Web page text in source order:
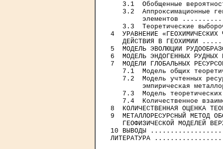
3.1  Обобщенные
3.2  Аппроксимационные
элементов
3.3  Теоретические
4  УРАВНЕНИЕ
ДЕЙСТВИЯ В ГЕОХИМИИ
5  МОДЕЛЬ ЭВОЛЮЦИИ
6  МОДЕЛЬ ЭНДОГЕННЫХ
7  МОДЕЛИ ГЛОБАЛЬНЫХ
7.1  Модель общих
7.2  Модель учтенных
эмпирическая
7.3  Модель
7.4  Количественное
8  КОЛИЧЕСТВЕННАЯ ОЦЕНКА
9  МЕТАЛЛОРЕСУРСНЫЙ МЕТОД
ГЕОФИЗИЧЕСКОЙ МОДЕЛЕЙ
10 ВЫВОДЫ
ЛИТЕРАТУРА